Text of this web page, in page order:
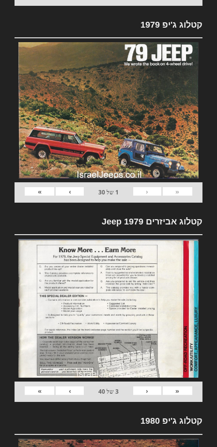
קטלוג ג'יפ 1979
«
‹
1 של30
›
»
קטלוג אביזרים 1979 Jeep
«
‹
3של40
›
»
קטלוג ג'יפ 1980